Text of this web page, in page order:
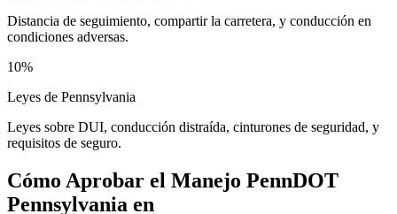
Distancia de seguimiento, compartir la carretera, y conducción en
condiciones adversas.
10%
Leyes de Pennsylvania
Leyes sobre DUI, conducción distraída, cinturones de seguridad, y
requisitos de seguro.
Cómo Aprobar el Manejo PennDOT
Pennsylvania en